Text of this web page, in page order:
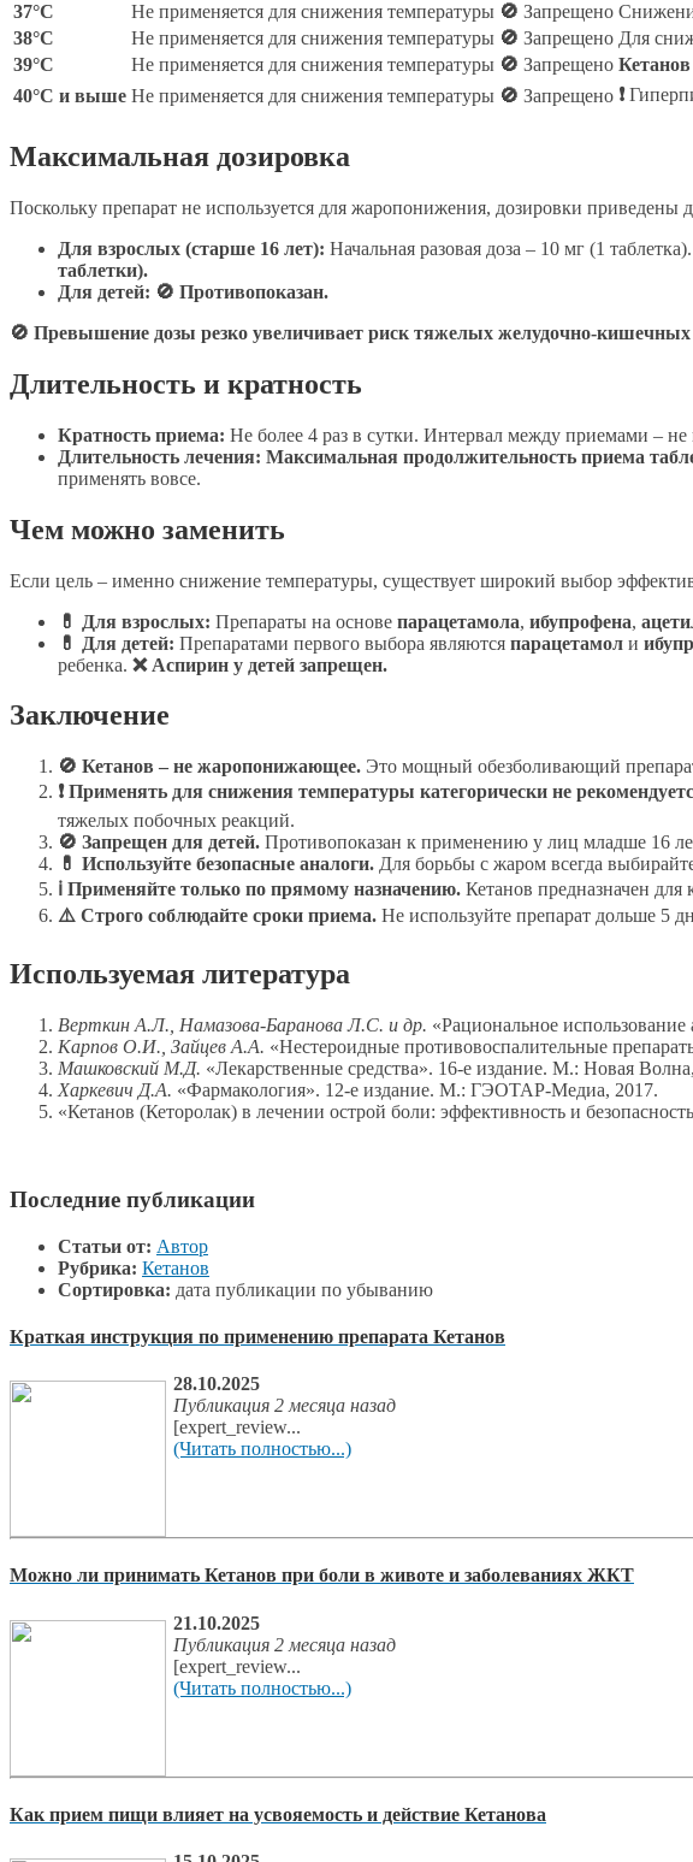
37°C
Не применяется для снижения температуры 🚫 Запрещено
38°C
Не применяется для снижения температуры 🚫 Запрещено Для
39°C
Не применяется для снижения температуры 🚫 Запрещено
40°C и выше Не применяется для снижения температуры 🚫 Запрещено ❗
Максимальная дозировка
Поскольку препарат не используется для жаропонижения, дозировки приведены
Для взрослых (старше 16 лет): Начальная разовая доза – 10 мг (1
таблетки).
Для детей: 🚫 Противопоказан.
🚫 Превышение дозы резко увеличивает риск тяжелых желудочно-кишечных
Длительность и кратность
Кратность приема: Не более 4 раз в сутки. Интервал между приемами – не
Длительность лечения: Максимальная продолжительность приема
применять вовсе.
Чем можно заменить
Если цель – именно снижение температуры, существует широкий выбор
💊 Для взрослых: Препараты на основе парацетамола, ибупрофена,
💊 Для детей: Препаратами первого выбора являются парацетамол и
ребенка. ❌ Аспирин у детей запрещен.
Заключение
🚫 Кетанов – не жаропонижающее. Это мощный обезболивающий
❗ Применять для снижения температуры категорически не
тяжелых побочных реакций.
🚫 Запрещен для детей. Противопоказан к применению у лиц младше 16
💊 Используйте безопасные аналоги. Для борьбы с жаром всегда
ℹ️ Применяйте только по прямому назначению. Кетанов предназначен
⚠️ Строго соблюдайте сроки приема. Не используйте препарат дольше 5
Используемая литература
Верткин А.Л., Намазова-Баранова Л.С. и др. «Рациональное
Карпов О.И., Зайцев А.А. «Нестероидные противовоспалительные
Машковский М.Д. «Лекарственные средства». 16-е издание. М.: Новая
Харкевич Д.А. «Фармакология». 12-е издание. М.: ГЭОТАР-Медиа, 2017.
«Кетанов (Кеторолак) в лечении острой боли: эффективность и
Последние публикации
Статьи от: Автор
Рубрика: Кетанов
Сортировка: дата публикации по убыванию
Краткая инструкция по применению препарата Кетанов
28.10.2025
Публикация 2 месяца назад
[expert_review...
(Читать полностью...)
Можно ли принимать Кетанов при боли в животе и заболеваниях ЖКТ
21.10.2025
Публикация 2 месяца назад
[expert_review...
(Читать полностью...)
Как прием пищи влияет на усвояемость и действие Кетанова